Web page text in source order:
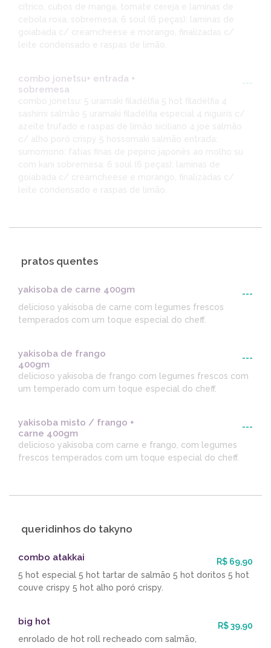
cítrico, cubos de manga, tomate cereja e laminas de
cebola roxa. sobremesa: 6 soul (6 peças): laminas de
goiabada c/ creamcheese e morango, finalizadas c/
leite condensado e raspas de limão.
combo jonetsu+ entrada +
sobremesa
---
combo jonetsu: 5 uramaki filadélfia 5 hot filadélfia 4
sashimi salmão 5 uramaki filadélfia especial 4 niguiris c/
azeite trufado e raspas de limão siciliano 4 joe salmão
c/ alho poró crispy 5 hossomaki salmão entrada:
com kani sobremesa: 6 soul (6 peças): laminas de
goiabada c/ creamcheese e morango, finalizadas c/
leite condensado e raspas de limão.
pratos quentes
yakisoba de carne 400gm
---
delicioso yakisoba de carne com legumes frescos
temperados com um toque especial do cheff.
yakisoba de frango
400gm
---
delicioso yakisoba de frango com legumes frescos com
um temperado com um toque especial do cheff.
yakisoba misto / frango +
carne 400gm
---
delicioso yakisoba com carne e frango, com legumes
frescos temperados com um toque especial do cheff.
queridinhos do takyno
combo atakkai
R$ 69,90
5 hot especial 5 hot tartar de salmão 5 hot doritos 5 hot
couve crispy 5 hot alho poró crispy.
big hot
R$ 39,90
enrolado de hot roll recheado com salmão,